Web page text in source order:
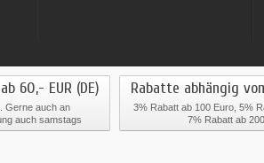
60,- EUR (DE)
Gerne auch an
auch samstags
Rabatte abhängig
3% Rabatt ab 100 Euro, 5%
7% Rabatt ab